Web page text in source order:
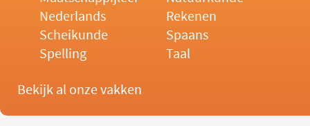
Nederlands
Rekenen
Scheikunde
Spaans
Spelling
Taal
Bekijk al onze vakken